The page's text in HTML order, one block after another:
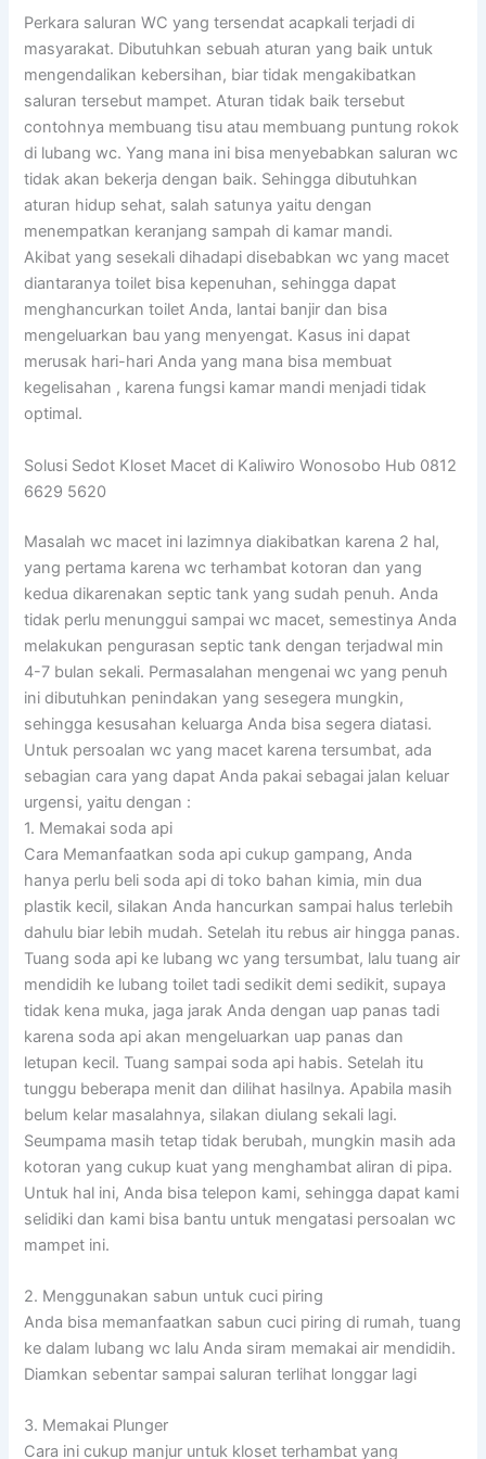
Perkara saluran WC yang tersendat acapkali terjadi di
masyarakat. Dibutuhkan sebuah aturan yang baik untuk
mengendalikan kebersihan, biar tidak mengakibatkan
saluran tersebut mampet. Aturan tidak baik tersebut
contohnya membuang tisu atau membuang puntung rokok
di lubang wc. Yang mana ini bisa menyebabkan saluran wc
tidak akan bekerja dengan baik. Sehingga dibutuhkan
aturan hidup sehat, salah satunya yaitu dengan
menempatkan keranjang sampah di kamar mandi.
Akibat yang sesekali dihadapi disebabkan wc yang macet
diantaranya toilet bisa kepenuhan, sehingga dapat
menghancurkan toilet Anda, lantai banjir dan bisa
mengeluarkan bau yang menyengat. Kasus ini dapat
merusak hari-hari Anda yang mana bisa membuat
kegelisahan , karena fungsi kamar mandi menjadi tidak
optimal.
Solusi Sedot Kloset Macet di Kaliwiro Wonosobo Hub 0812
6629 5620
Masalah wc macet ini lazimnya diakibatkan karena 2 hal,
yang pertama karena wc terhambat kotoran dan yang
kedua dikarenakan septic tank yang sudah penuh. Anda
tidak perlu menunggui sampai wc macet, semestinya Anda
melakukan pengurasan septic tank dengan terjadwal min
4-7 bulan sekali. Permasalahan mengenai wc yang penuh
ini dibutuhkan penindakan yang sesegera mungkin,
sehingga kesusahan keluarga Anda bisa segera diatasi.
Untuk persoalan wc yang macet karena tersumbat, ada
sebagian cara yang dapat Anda pakai sebagai jalan keluar
urgensi, yaitu dengan :
1. Memakai soda api
Cara Memanfaatkan soda api cukup gampang, Anda
hanya perlu beli soda api di toko bahan kimia, min dua
plastik kecil, silakan Anda hancurkan sampai halus terlebih
dahulu biar lebih mudah. Setelah itu rebus air hingga panas.
Tuang soda api ke lubang wc yang tersumbat, lalu tuang air
mendidih ke lubang toilet tadi sedikit demi sedikit, supaya
tidak kena muka, jaga jarak Anda dengan uap panas tadi
karena soda api akan mengeluarkan uap panas dan
letupan kecil. Tuang sampai soda api habis. Setelah itu
tunggu beberapa menit dan dilihat hasilnya. Apabila masih
belum kelar masalahnya, silakan diulang sekali lagi.
Seumpama masih tetap tidak berubah, mungkin masih ada
kotoran yang cukup kuat yang menghambat aliran di pipa.
Untuk hal ini, Anda bisa telepon kami, sehingga dapat kami
selidiki dan kami bisa bantu untuk mengatasi persoalan wc
mampet ini.
2. Menggunakan sabun untuk cuci piring
Anda bisa memanfaatkan sabun cuci piring di rumah, tuang
ke dalam lubang wc lalu Anda siram memakai air mendidih.
Diamkan sebentar sampai saluran terlihat longgar lagi
3. Memakai Plunger
Cara ini cukup manjur untuk kloset terhambat yang